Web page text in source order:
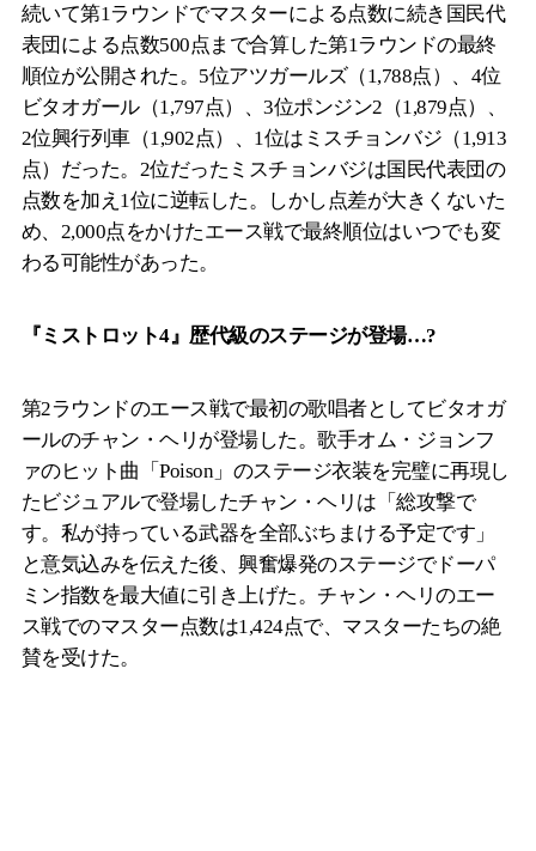
続いて第1ラウンドでマスターによる点数に続き国民代
表団による点数500点まで合算した第1ラウンドの最終
順位が公開された。5位アツガールズ（1,788点）、4位
ビタオガール（1,797点）、3位ポンジン2（1,879点）、
2位興行列車（1,902点）、1位はミスチョンバジ（1,913
点）だった。2位だったミスチョンバジは国民代表団の
点数を加え1位に逆転した。しかし点差が大きくないた
め、2,000点をかけたエース戦で最終順位はいつでも変
わる可能性があった。
『ミストロット4』歴代級のステージが登場…?
第2ラウンドのエース戦で最初の歌唱者としてビタオガ
ールのチャン・ヘリが登場した。歌手オム・ジョンフ
ァのヒット曲「Poison」のステージ衣装を完璧に再現し
たビジュアルで登場したチャン・ヘリは「総攻撃で
す。私が持っている武器を全部ぶちまける予定です」
と意気込みを伝えた後、興奮爆発のステージでドーパ
ミン指数を最大値に引き上げた。チャン・ヘリのエー
ス戦でのマスター点数は1,424点で、マスターたちの絶
賛を受けた。